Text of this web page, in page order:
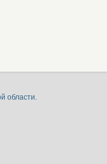
области.